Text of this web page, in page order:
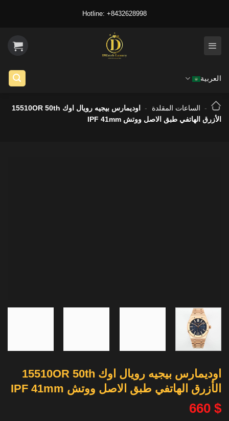
Hotline: +8432628998
العربية
- الساعات المقلدة -
اوديمارس بيجيه رويال اوك 15510OR 50th
الأزرق الهاتفي طبق الاصل ووتش IPF 41mm
اوديمارس بيجيه رويال اوك 15510OR 50th
الأزرق الهاتفي طبق الاصل ووتش IPF 41mm
660 $